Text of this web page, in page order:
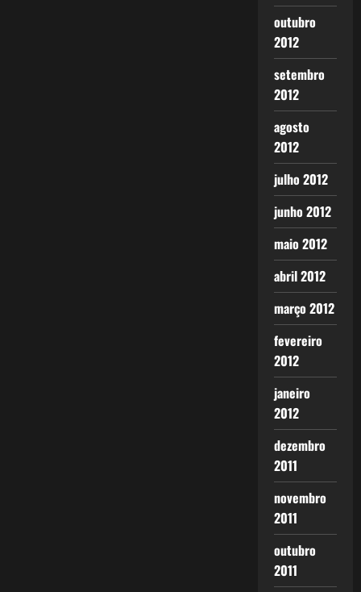
outubro
2012
setembro
2012
agosto
2012
julho 2012
junho 2012
maio 2012
abril 2012
março 2012
fevereiro
2012
janeiro
2012
dezembro
2011
novembro
2011
outubro
2011